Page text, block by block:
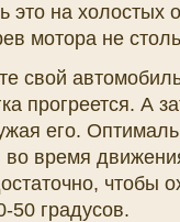
это на холостых
мотора не
свой
прогреется. А
его.
во время
чтобы
50 градусов.